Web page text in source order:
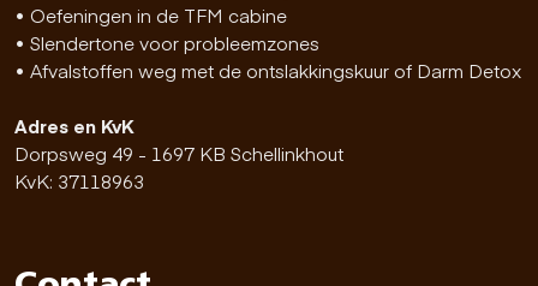
• Oefeningen in de TFM cabine
• Slendertone voor probleemzones
• Afvalstoffen weg met de ontslakkingskuur of Darm Detox
Adres en KvK
Dorpsweg 49 - 1697 KB Schellinkhout
KvK: 37118963